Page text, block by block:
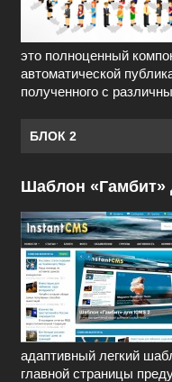
это полноценный
автоматической
полученного с
БЛОК 2
Шаблон «Гамбит»
адаптивный легкий
главной страницы